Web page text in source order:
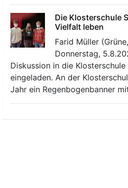
Die Klosterschule
Vielfalt leben
Farid Müller
Donnerstag,
Diskussion in die Klosterschule
eingeladen. An der
Jahr ein Regenbogenbanner